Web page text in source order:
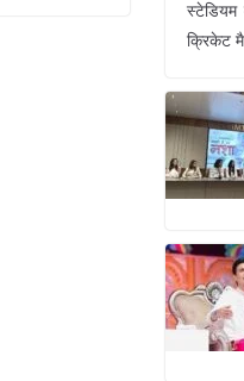
स्टेडियम
क्रिकेट